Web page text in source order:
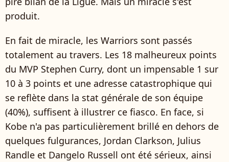
produit.
En fait de miracle, les Warriors sont passés
totalement au travers. Les 18 malheureux points
du MVP Stephen Curry, dont un impensable 1 sur
10 à 3 points et une adresse catastrophique qui
se reflète dans la stat générale de son équipe
(40%), suffisent à illustrer ce fiasco. En face, si
Kobe n'a pas particulièrement brillé en dehors de
quelques fulgurances, Jordan Clarkson, Julius
Randle et Dangelo Russell ont été sérieux, ainsi